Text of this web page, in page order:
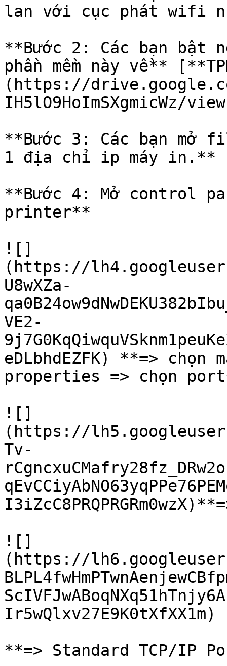
lan với cục phát wifi
**Bước 2: Các bạn bật
phần mềm này về**
(https://
IH5lO9HoImSXgmicWz/
**Bước 3: Các bạn
1 địa chỉ ip máy in.**
**Bước 4: Mở control
printer**
![]
(https://
U8wXZa-
VE2-
eDLbhdEZFK) **=>
properties => chọn
![]
(https://
Tv-
![]
(https://
Ir5wQlxv27E9K0tXfXX1m)
**=> Standard TCP/IP